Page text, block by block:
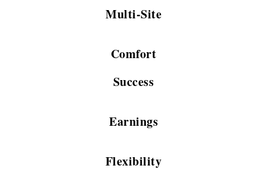
Multi-Site
Comfort
Success
Earnings
Flexibility